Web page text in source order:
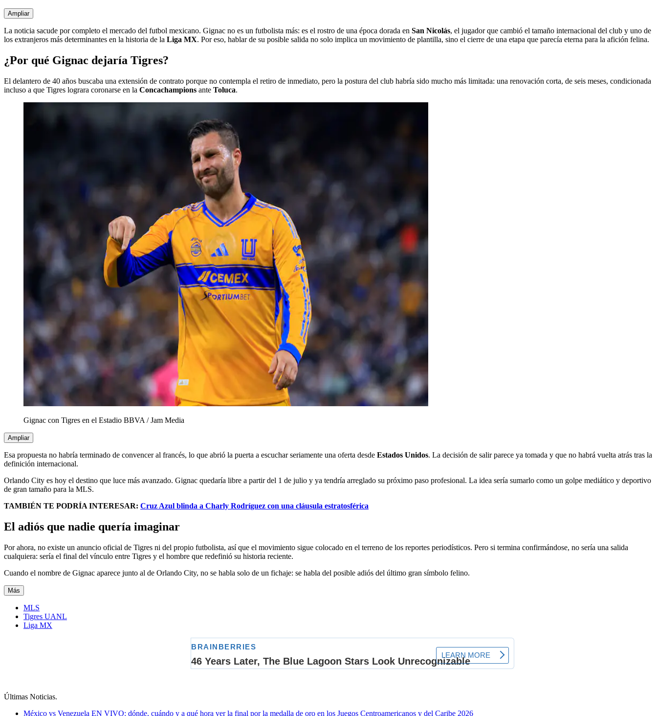
Ampliar
La noticia sacude por completo el mercado del futbol mexicano. Gignac no es un futbolista más: es el rostro de una época dorada en San Nicolás, el jugador que cambió el tamaño internacional del club y uno de
los extranjeros más determinantes en la historia de la Liga MX. Por eso, hablar de su posible salida no solo implica un movimiento de plantilla, sino el cierre de una etapa que parecía eterna para la afición felina.
¿Por qué Gignac dejaría Tigres?
El delantero de 40 años buscaba una extensión de contrato porque no contempla el retiro de inmediato, pero la postura del club habría sido mucho más limitada: una renovación corta, de seis meses, condicionada
incluso a que Tigres lograra coronarse en la Concachampions ante Toluca.
Gignac con Tigres en el Estadio BBVA /Jam Media
Ampliar
Esa propuesta no habría terminado de convencer al francés, lo que abrió la puerta a escuchar seriamente una oferta desde Estados Unidos. La decisión de salir parece ya tomada y que no habrá vuelta atrás tras la
definición internacional.
Orlando City es hoy el destino que luce más avanzado. Gignac quedaría libre a partir del 1 de julio y ya tendría arreglado su próximo paso profesional. La idea sería sumarlo como un golpe mediático y deportivo
de gran tamaño para la MLS.
TAMBIÉN TE PODRÍA INTERESAR: Cruz Azul blinda a Charly Rodríguez con una cláusula estratosférica
El adiós que nadie quería imaginar
Por ahora, no existe un anuncio oficial de Tigres ni del propio futbolista, así que el movimiento sigue colocado en el terreno de los reportes periodísticos. Pero si termina confirmándose, no sería una salida
cualquiera: sería el final del vínculo entre Tigres y el hombre que redefinió su historia reciente.
Cuando el nombre de Gignac aparece junto al de Orlando City, no se habla solo de un fichaje: se habla del posible adiós del último gran símbolo felino.
Más
MLS
Tigres UANL
Liga MX
Últimas Noticias.
México vs Venezuela EN VIVO: dónde, cuándo y a qué hora ver la final por la medalla de oro en los Juegos Centroamericanos y del Caribe 2026